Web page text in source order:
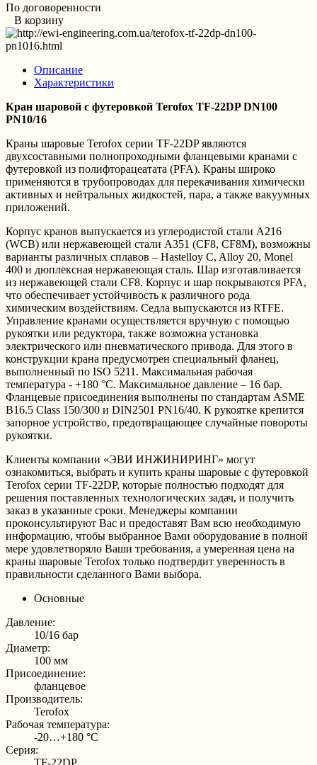
По договоренности
В корзину
Описание
Характеристики
Кран шаровой с футеровкой Terofox TF-22DP DN100
PN10/16
Краны шаровые Terofox серии TF-22DP являются
двухсоставными полнопроходными фланцевыми кранами с
футеровкой из полифторацеатата (PFA). Краны широко
применяются в трубопроводах для перекачивания химически
активных и нейтральных жидкостей, пара, а также вакуумных
приложений.
Корпус кранов выпускается из углеродистой стали A216
(WCB) или нержавеющей стали A351 (CF8, CF8M), возможны
варианты различных сплавов – Hastelloy C, Alloy 20, Monel
400 и дюплексная нержавеющая сталь. Шар изготавливается
из нержавеющей стали CF8. Корпус и шар покрываются PFA,
что обеспечивает устойчивость к различного рода
химическим воздействиям. Седла выпускаются из RTFE.
Управление кранами осуществляется вручную с помощью
рукоятки или редуктора, также возможна установка
электрического или пневматического привода. Для этого в
конструкции крана предусмотрен специальный фланец,
выполненный по ISO 5211. Максимальная рабочая
температура - +180 °C. Максимальное давление – 16 бар.
Фланцевые присоединения выполнены по стандартам ASME
B16.5 Class 150/300 и DIN2501 PN16/40. К рукоятке крепится
запорное устройство, предотвращающее случайные повороты
рукоятки.
Клиенты компании «ЭВИ ИНЖИНИРИНГ» могут
ознакомиться, выбрать и купить краны шаровые с футеровкой
Terofox серии TF-22DP, которые полностью подходят для
решения поставленных технологических задач, и получить
заказ в указанные сроки. Менеджеры компании
проконсультируют Вас и предоставят Вам всю необходимую
информацию, чтобы выбранное Вами оборудование в полной
мере удовлетворяло Ваши требования, а умеренная цена на
краны шаровые Terofox только подтвердит уверенность в
правильности сделанного Вами выбора.
Основные
Давление:
10/16 бар
Диаметр:
100 мм
Присоединение:
фланцевое
Производитель:
Terofox
Рабочая температура:
-20…+180 °С
Серия:
TF-22DP